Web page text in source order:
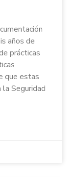
años de
prácticas
que estas
Seguridad